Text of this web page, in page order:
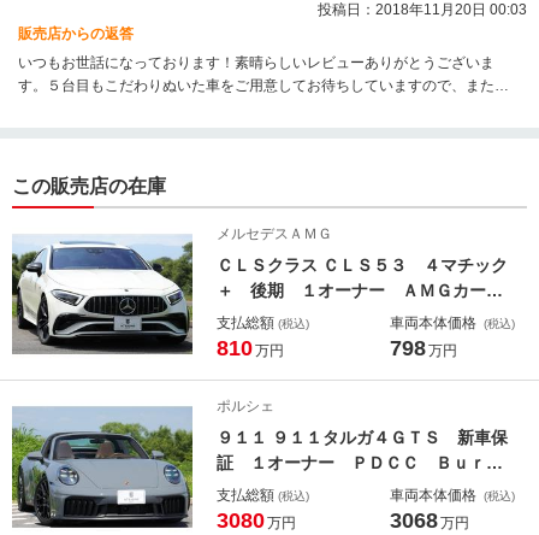
投稿日：2018年11月20日 00:03
販売店からの返答
いつもお世話になっております！素晴らしいレビューありがとうございま
す。５台目もこだわりぬいた車をご用意してお待ちしていますので、また遊
この販売店の在庫
メルセデスＡＭＧ
ＣＬＳクラス ＣＬＳ５３ ４マチック
＋ 後期 １オーナー ＡＭＧカーボ
ンパッケージ リラクゼーション機能
付きツートンナッパレザー（ブラック
ローズドドア エナジャイジングＰ
支払総額 (税込)
810万円
車両本体価格 (税込)
798万円
ポルシェ
９１１ ９１１タルガ４ＧＴＳ 新車保
証 １オーナー ＰＤＣＣ Ｂｕｒｍ
ｅｓｔｅｒ ＨＤマトリクスＬＥＤ
エクスクルーシブデザインテール ト
支払総額 (税込)
3080万円
車両本体価格 (税込)
3068万円